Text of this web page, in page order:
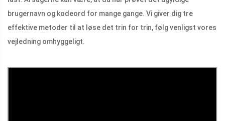
brugernavn og kodeord for mange gange. Vi giver dig tre
effektive metoder til at løse det trin for trin, følg venligst vores
vejledning omhyggeligt.